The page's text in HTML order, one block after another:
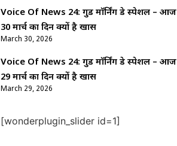
Voice Of News 24: गुड माॅर्निंग डे स्पेशल – आज
30 मार्च का दिन क्यों है खास
March 30, 2026
Voice Of News 24: गुड माॅर्निंग डे स्पेशल – आज
29 मार्च का दिन क्यों है खास
March 29, 2026
[wonderplugin_slider id=1]